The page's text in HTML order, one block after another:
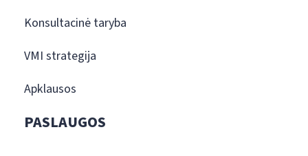
Konsultacinė taryba
VMI strategija
Apklausos
PASLAUGOS